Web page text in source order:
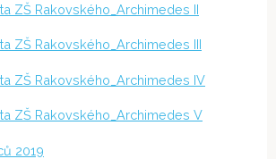
ZŠ Rakovského_Archimedes II
ZŠ Rakovského_Archimedes III
ZŠ Rakovského_Archimedes IV
ZŠ Rakovského_Archimedes V
2019